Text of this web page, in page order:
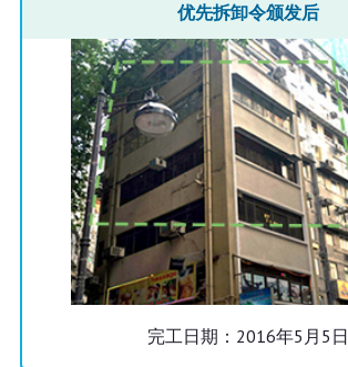
优先拆卸令颁发后
完工日期：2016年5月5日